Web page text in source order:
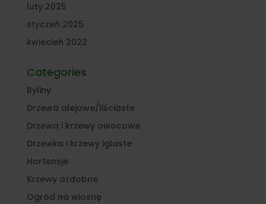
luty 2025
styczeń 2025
kwiecień 2022
Categories
Byliny
Drzewa alejowe/liściaste
Drzewa i krzewy owocowe
Drzewka i krzewy iglaste
Hortensje
Krzewy ozdobne
Ogród na wiosnę